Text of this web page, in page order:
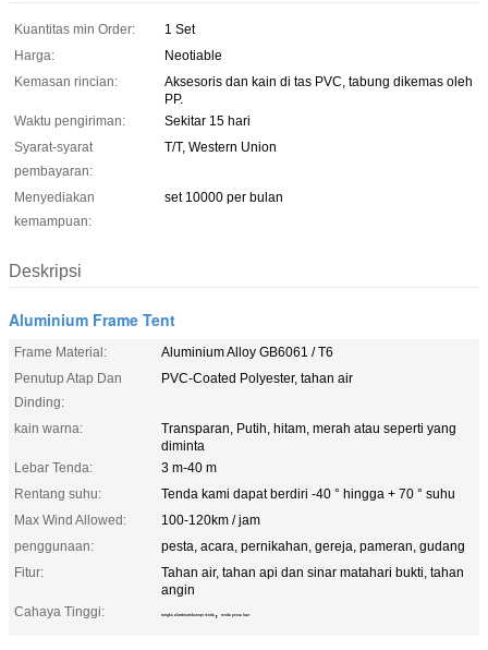
Kuantitas min Order:
1 Set
Harga:
Neotiable
Kemasan rincian:
Aksesoris dan kain di tas PVC, tabung dikemas oleh
PP.
Waktu pengiriman:
Sekitar 15 hari
Syarat-syarat
pembayaran:
T/T, Western Union
Menyediakan
kemampuan:
set 10000 per bulan
Deskripsi
Aluminium Frame Tent
Frame Material:
Aluminium Alloy GB6061 / T6
Penutup Atap Dan
Dinding:
PVC-Coated Polyester, tahan air
kain warna:
Transparan, Putih, hitam, merah atau seperti yang
diminta
Lebar Tenda:
3 m-40 m
Rentang suhu:
Tenda kami dapat berdiri -40 ° hingga + 70 ° suhu
Max Wind Allowed:
100-120km / jam
penggunaan:
pesta, acara, pernikahan, gereja, pameran, gudang
Fitur:
Tahan air, tahan api dan sinar matahari bukti, tahan
angin
Cahaya Tinggi:
rangka aluminium kanopi tenda , tenda pesta luar